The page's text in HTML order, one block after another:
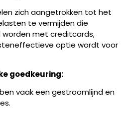
zich aangetrokken tot het
te vermijden die
met creditcards,
optie wordt voor
goedkeuring:
vaak een gestroomlijnd en